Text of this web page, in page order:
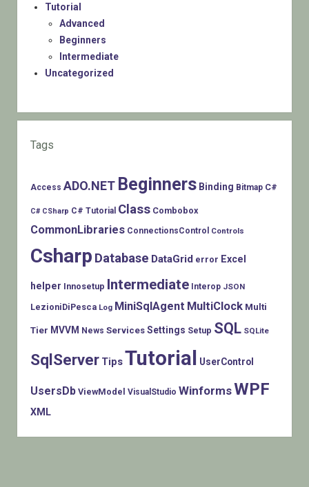
Tutorial
Advanced
Beginners
Intermediate
Uncategorized
Tags
Access ADO.NET Beginners Binding Bitmap C#
C# CSharp C# Tutorial Class Combobox
CommonLibraries ConnectionsControl Controls
Csharp Database DataGrid error Excel
helper Innosetup Intermediate Interop JSON
LezioniDiPesca Log MiniSqlAgent MultiClock Multi
Tier MVVM News Services Settings Setup SQL SQLite
SqlServer TipsTutorial UserControl
UsersDb ViewModel VisualStudio WinformsWPF
XML